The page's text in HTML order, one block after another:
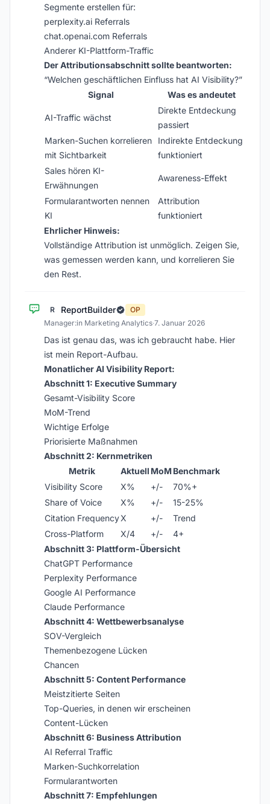
Segmente erstellen für:
perplexity.ai Referrals
chat.openai.com Referrals
Anderer KI-Plattform-Traffic
Der Attributionsabschnitt sollte beantworten:
“Welchen geschäftlichen Einfluss hat AI Visibility?”
Signal
Was es andeutet
AI-Traffic wächst
Direkte Entdeckung
passiert
Marken-Suchen korrelieren
mit Sichtbarkeit
Indirekte Entdeckung
funktioniert
Sales hören KI-
Erwähnungen
Awareness-Effekt
Formularantworten nennen
KI
Attribution
funktioniert
Ehrlicher Hinweis:
Vollständige Attribution ist unmöglich. Zeigen Sie,
was gemessen werden kann, und korrelieren Sie
den Rest.
R ReportBuilder
OP
Manager:in Marketing Analytics·7. Januar 2026
Das ist genau das, was ich gebraucht habe. Hier
ist mein Report-Aufbau.
Monatlicher AI Visibility Report:
Abschnitt 1: Executive Summary
Gesamt-Visibility Score
MoM-Trend
Wichtige Erfolge
Priorisierte Maßnahmen
Abschnitt 2: Kernmetriken
Metrik
Aktuell MoMBenchmark
Visibility Score
X% +/-
70%+
Share of Voice
X% +/-
15-25%
Citation FrequencyX +/-
Trend
Cross-Platform
X/4 +/-
4+
Abschnitt 3: Plattform-Übersicht
ChatGPT Performance
Perplexity Performance
Google AI Performance
Claude Performance
Abschnitt 4: Wettbewerbsanalyse
SOV-Vergleich
Themenbezogene Lücken
Chancen
Abschnitt 5: Content Performance
Meistzitierte Seiten
Top-Queries, in denen wir erscheinen
Content-Lücken
Abschnitt 6: Business Attribution
AI Referral Traffic
Marken-Suchkorrelation
Formularantworten
Abschnitt 7: Empfehlungen